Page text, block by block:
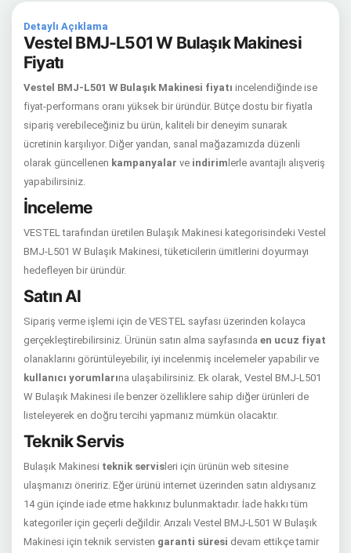
Detaylı Açıklama
Vestel BMJ-L501 W Bulaşık Makinesi
Fiyatı
Vestel BMJ-L501 W Bulaşık Makinesi fiyatı incelendiğinde ise
fiyat-performans oranı yüksek bir üründür. Bütçe dostu bir fiyatla
sipariş verebileceğiniz bu ürün, kaliteli bir deneyim sunarak
ücretinin karşılıyor. Diğer yandan, sanal mağazamızda düzenli
olarak güncellenen kampanyalar ve indirim lerle avantajlı alışveriş
yapabilirsiniz.
İnceleme
VESTEL tarafından üretilen Bulaşık Makinesi kategorisindeki Vestel
BMJ-L501 W Bulaşık Makinesi, tüketicilerin ümitlerini doyurmayı
hedefleyen bir üründür.
Satın Al
Sipariş verme işlemi için de VESTEL sayfası üzerinden kolayca
gerçekleştirebilirsiniz. Ürünün satın alma sayfasında en ucuz fiyat
olanaklarını görüntüleyebilir, iyi incelenmiş incelemeler yapabilir ve
kullanıcı yorumlarına ulaşabilirsiniz. Ek olarak, Vestel BMJ-L501
W Bulaşık Makinesi ile benzer özelliklere sahip diğer ürünleri de
listeleyerek en doğru tercihi yapmanız mümkün olacaktır.
Teknik Servis
Bulaşık Makinesi teknik servis leri için ürünün web sitesine
ulaşmanızı öneririz. Eğer ürünü internet üzerinden satın aldıysanız
14 gün içinde iade etme hakkınız bulunmaktadır. İade hakkı tüm
kategoriler için geçerli değildir. Arızalı Vestel BMJ-L501 W Bulaşık
Makinesi için teknik servisten garanti süresi devam ettikçe tamir